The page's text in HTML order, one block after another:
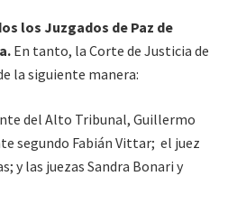
los Juzgados de Paz de
En tanto, la Corte de Justicia de
la siguiente manera:
del Alto Tribunal, Guillermo
segundo Fabián Vittar; el juez
y las juezas Sandra Bonari y